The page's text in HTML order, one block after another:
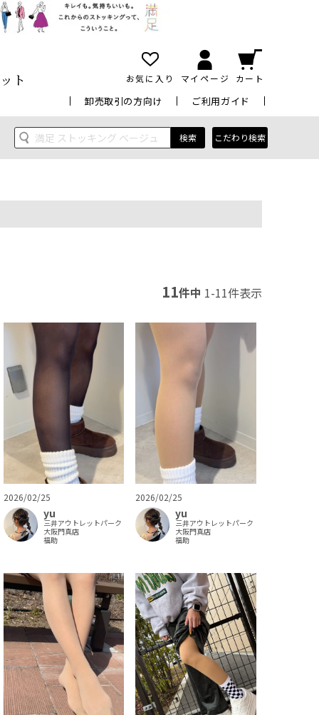
ト お気に入り マイページ カート
卸売取引の方向け ご利用ガイド
検索 こだわり検索
11件中 1-11件表示
2026/02/25
yu
三井アウトレットパーク
大阪門真店
福助
2026/02/25
yu
三井アウトレットパーク
大阪門真店
福助